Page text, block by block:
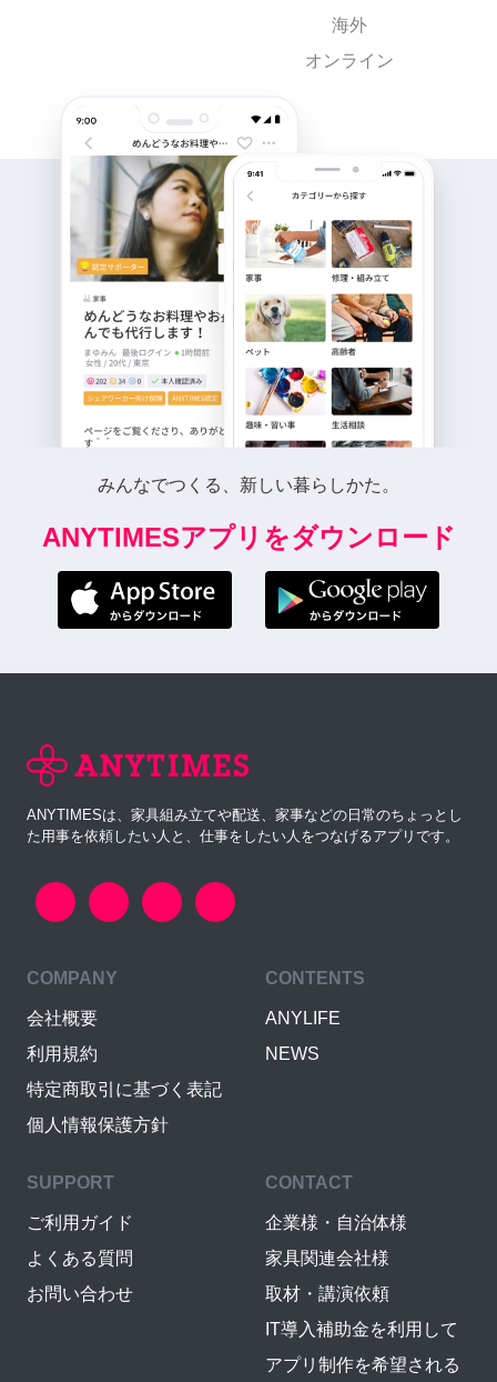
海外
オンライン
みんなでつくる、新しい暮らしかた。
ANYTIMESアプリをダウンロード
ANYTIMESは、家具組み立てや配送、家事などの日常のちょっとし
た用事を依頼したい人と、仕事をしたい人をつなげるアプリです。
COMPANY
会社概要
利用規約
特定商取引に基づく表記
個人情報保護方針
CONTENTS
ANYLIFE
NEWS
SUPPORT
ご利用ガイド
よくある質問
お問い合わせ
CONTACT
企業様・自治体様
家具関連会社様
取材・講演依頼
IT導入補助金を利用して
アプリ制作を希望される